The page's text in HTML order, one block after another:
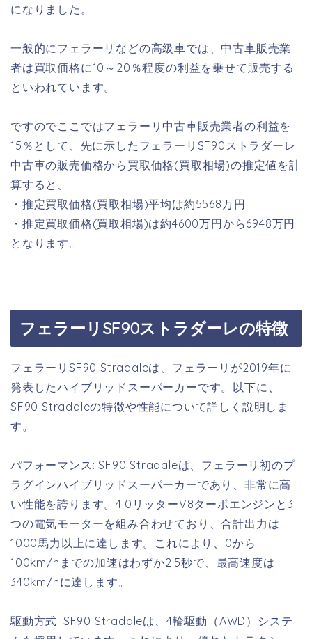
になりました。
一般的にフェラーリなどの高級車では、中古車販売業
者は買取価格に10～20％程度の利益を乗せて販売する
といわれています。
ですのでここではフェラーリ中古車販売業者の利益を
15％として、先に示したフェラーリSF90ストラダーレ
中古車の販売価格から買取価格(買取相場)の推定値を計
算すると、
・推定買取価格(買取相場)平均は約5568万円
・推定買取価格(買取相場)は約4600万円から6948万円
となります。
フェラーリSF90ストラダーレの特徴
フェラーリSF90 Stradaleは、フェラーリが2019年に
発表したハイブリッドスーパーカーです。以下に、
SF90 Stradaleの特徴や性能について詳しく説明しま
す。
パフォーマンス: SF90 Stradaleは、フェラーリ初のプ
ラグインハイブリッドスーパーカーであり、非常に高
い性能を誇ります。4.0リッターV8ターボエンジンと3
つの電気モーターを組み合わせており、合計出力は
1000馬力以上に達します。これにより、0から
100km/hまでの加速はわずか2.5秒で、最高速度は
340km/hに達します。
駆動方式: SF90 Stradaleは、4輪駆動（AWD）システ